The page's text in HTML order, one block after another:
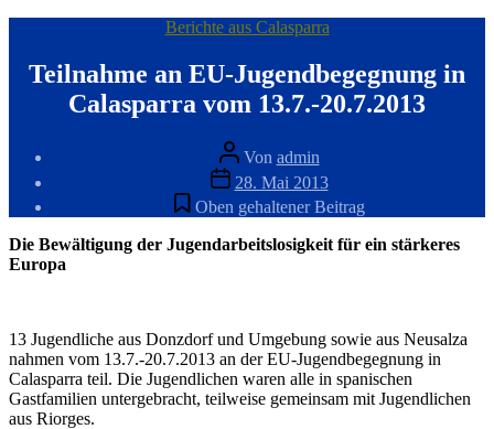
Kategorien
Berichte aus Calasparra
Teilnahme an EU-Jugendbegegnung in
Calasparra vom 13.7.-20.7.2013
Beitragsautor
Von admin
Veröffentlichungsdatum
28. Mai 2013
Oben gehaltener Beitrag
Die Bewältigung der Jugendarbeitslosigkeit für ein stärkeres
Europa
13 Jugendliche aus Donzdorf und Umgebung sowie aus Neusalza
nahmen vom 13.7.-20.7.2013 an der EU-Jugendbegegnung in
Calasparra teil. Die Jugendlichen waren alle in spanischen
Gastfamilien untergebracht, teilweise gemeinsam mit Jugendlichen
aus Riorges.